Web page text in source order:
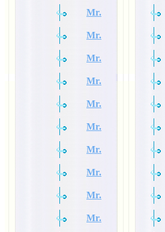
Mr.
Mr.
Mr.
Mr.
Mr.
Mr.
Mr.
Mr.
Mr.
Mr.